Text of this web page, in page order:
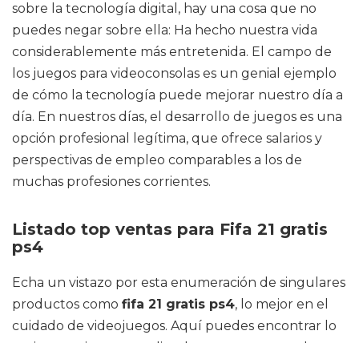
sobre la tecnología digital, hay una cosa que no
puedes negar sobre ella: Ha hecho nuestra vida
considerablemente más entretenida. El campo de
los juegos para videoconsolas es un genial ejemplo
de cómo la tecnología puede mejorar nuestro día a
día. En nuestros días, el desarrollo de juegos es una
opción profesional legítima, que ofrece salarios y
perspectivas de empleo comparables a los de
muchas profesiones corrientes.
Listado top ventas para Fifa 21 gratis
ps4
Echa un vistazo por esta enumeración de singulares
productos como fifa 21 gratis ps4, lo mejor en el
cuidado de videojuegos. Aquí puedes encontrar lo